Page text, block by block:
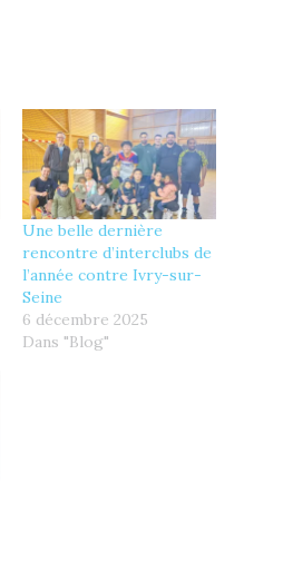
Une belle dernière
rencontre d’interclubs de
l’année contre Ivry-sur-
Seine
6 décembre 2025
Dans "Blog"